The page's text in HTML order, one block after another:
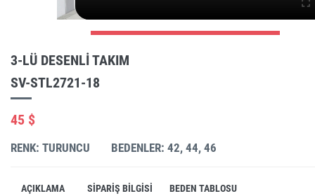
3-LÜ DESENLI TAKIM
SV-STL2721-18
45 $
RENK: TURUNCU BEDENLER: 42, 44, 46
AÇIKLAMA SIPARIŞ BILGISI BEDEN TABLOSU